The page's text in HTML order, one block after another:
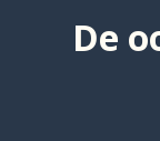
De